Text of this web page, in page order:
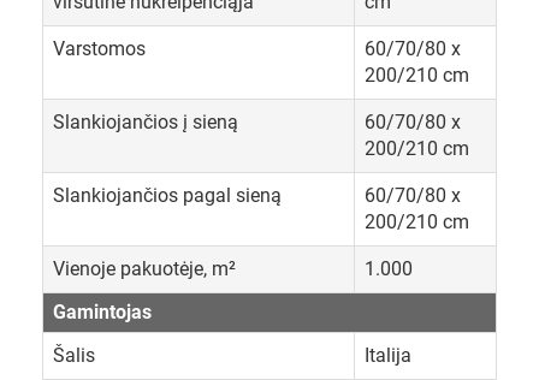
Varstomos
60/70/80 x
200/210 cm
Slankiojančios į sieną
60/70/80 x
200/210 cm
Slankiojančios pagal sieną
60/70/80 x
200/210 cm
Vienoje pakuotėje, m²
1.000
Gamintojas
Šalis
Italija